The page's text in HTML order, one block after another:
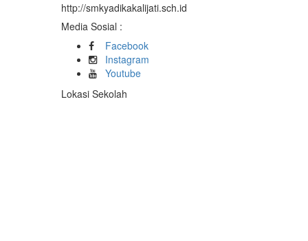
http://smkyadikakalijati.sch.id
Media Sosial :
Facebook
Instagram
Youtube
Lokasi Sekolah